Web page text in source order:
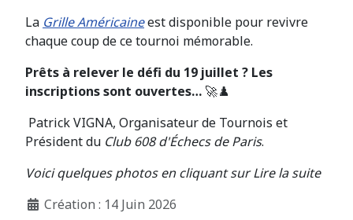
La Grille Américaineest disponible pour revivre
chaque coup de ce tournoi mémorable.
Prêts à relever le défi du 19 juillet ? Les
inscriptions sont ouvertes… 🚀♟️
Patrick VIGNA, Organisateur de Tournois et
Président du Club 608 d'Échecs de Paris.
Voici quelques photos en cliquant sur Lire la suite
Création : 14 Juin 2026